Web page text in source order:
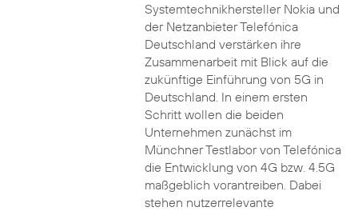
Systemtechnikhersteller Nokia und
der Netzanbieter Telefónica
Deutschland verstärken ihre
Zusammenarbeit mit Blick auf die
zukünftige Einführung von 5G in
Deutschland. In einem ersten
Schritt wollen die beiden
Unternehmen zunächst im
Münchner Testlabor von Telefónica
die Entwicklung von 4G bzw. 4.5G
maßgeblich vorantreiben. Dabei
stehen nutzerrelevante